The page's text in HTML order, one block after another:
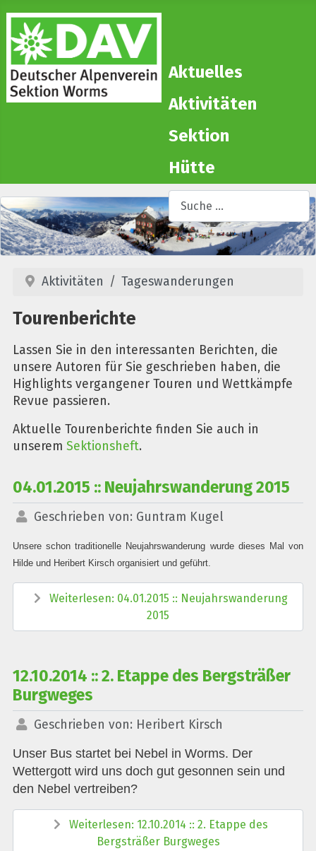
Aktuelles
Aktivitäten
Sektion
Hütte
Suchen
Aktivitäten Tageswanderungen
Tourenberichte
Lassen Sie in den interessanten Berichten, die
unsere Autoren für Sie geschrieben haben, die
Highlights vergangener Touren und Wettkämpfe
Revue passieren.
Aktuelle Tourenberichte finden Sie auch in
unserem Sektionsheft.
04.01.2015 :: Neujahrswanderung 2015
Geschrieben von: Guntram Kugel
Unsere schon traditionelle Neujahrswanderung wurde dieses Mal von
Hilde und Heribert Kirsch organisiert und geführt.
Weiterlesen: 04.01.2015 :: Neujahrswanderung
2015
12.10.2014 :: 2. Etappe des Bergsträßer
Burgweges
Geschrieben von: Heribert Kirsch
Unser Bus startet bei Nebel in Worms. Der
Wettergott wird uns doch gut gesonnen sein und
den Nebel vertreiben?
Weiterlesen: 12.10.2014 :: 2. Etappe des
Bergsträßer Burgweges